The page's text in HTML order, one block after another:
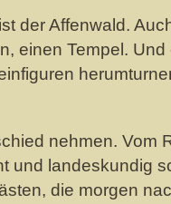
der Affenwald.
einen Tempel.
nehmen. Vom
und landeskundig
die morgen